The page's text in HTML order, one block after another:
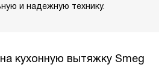
и надежную технику.
кухонную вытяжку Smeg